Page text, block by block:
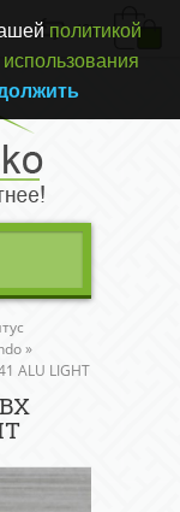
(0)
»
ALU LIGHT
политикой